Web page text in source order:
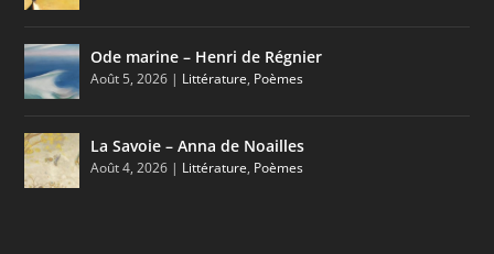
Ode marine – Henri de Régnier
Août 5, 2026 | Littérature, Poèmes
La Savoie – Anna de Noailles
Août 4, 2026 | Littérature, Poèmes